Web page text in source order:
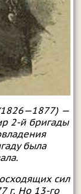
—
2-й бригады
была
сил
г. Но 13-го